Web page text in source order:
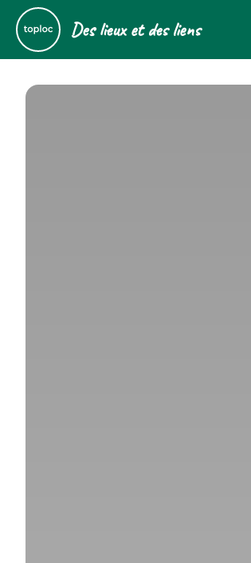
Des lieux et des liens